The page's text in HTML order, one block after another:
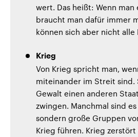
wert. Das heißt: Wenn man
braucht man dafür immer
können sich aber nicht alle
Krieg
Von Krieg spricht man,
miteinander im Streit sind.
Gewalt einen anderen
zwingen. Manchmal sind
sondern große Gruppen
Krieg führen. Krieg zerstört